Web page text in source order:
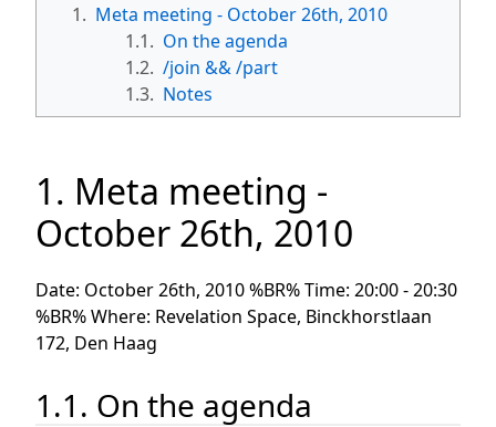
1. Meta meeting - October 26th, 2010
1.1. On the agenda
1.2. /join && /part
1.3. Notes
1. Meta meeting -
October 26th, 2010
Date: October 26th, 2010 %BR% Time: 20:00 - 20:30
%BR% Where: Revelation Space, Binckhorstlaan
172, Den Haag
1.1. On the agenda